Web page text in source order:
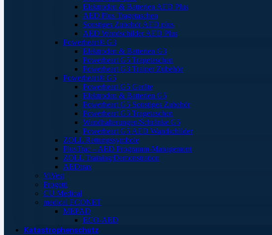
Elektroden & Batterien AED Plus
AED Plus Tragetaschen
Sonstiges Zubehör AED plus
AED Wandschilder AED Plus
Powerheart® G3
Elektroden & Batterien G3
Powerheart G5 Tragetaschen
Powerheart G3 Trainer Zubehör
Powerheart® G5
Powerheart G5 Geräte
Elektroden & Batterien G5
Powerheart G5 Sonstiges Zubehör
Powerheart G5 Tragetaschen
Wandhalterungen/Schränke G5
Powerheart G5 AED Wandschilder
ZOLL Rettungssymbole
PlusTrac – AED Programm-Management
ZOLL Training/Demonstration
AEDtrax
ViVest
Progetti
CU Medical
medical ECONET
MEPAD
ECO-AED
Katastrophenschutz